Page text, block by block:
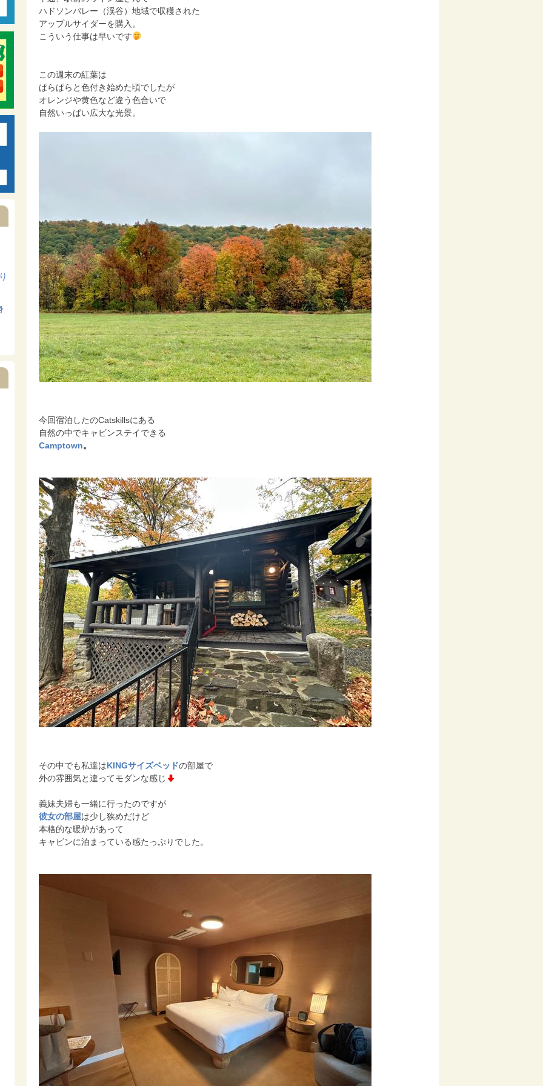
ハドソンバレー（渓谷）地域で収穫された
アップルサイダーを購入。
こういう仕事は早いです
この週末の紅葉は
ぱらぱらと色付き始めた頃でしたが
オレンジや黄色など違う色合いで
自然いっぱい広大な光景。
今回宿泊したのCatskillsにある
自然の中でキャビンステイできる
Camptown。
その中でも私達はKINGサイズベッドの部屋で
外の雰囲気と違ってモダンな感じ
義妹夫婦も一緒に行ったのですが
彼女の部屋は少し狭めだけど
本格的な暖炉があって
キャビンに泊まっている感たっぷりでした。